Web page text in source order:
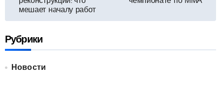
записям
мешает началу работ
Рубрики
Новости